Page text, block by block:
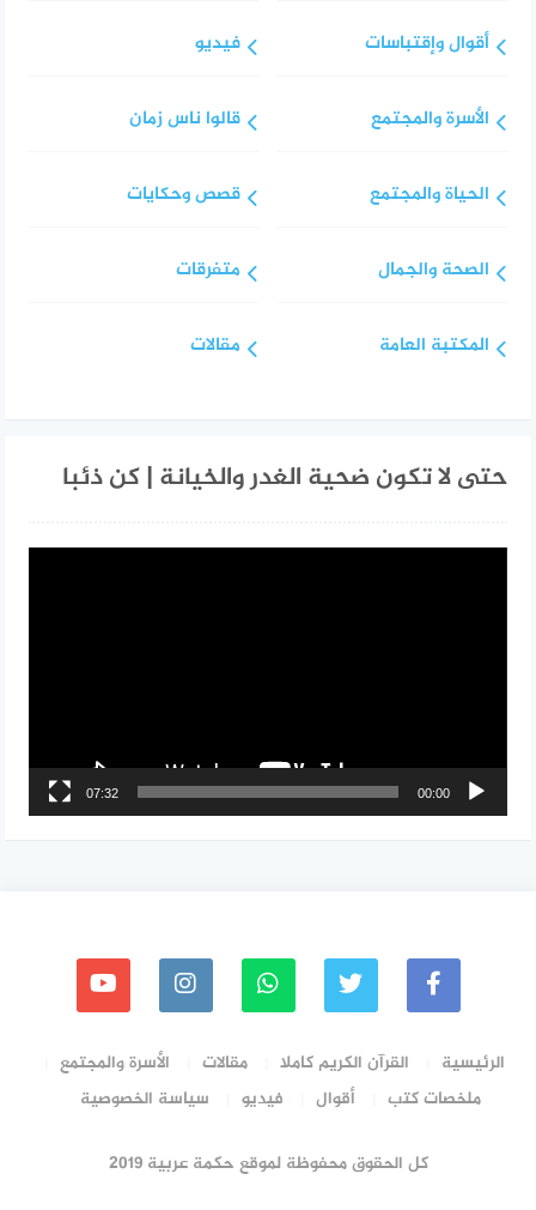
أقوال وإقتباسات
الأسرة والمجتمع
الحياة والمجتمع
الصحة والجمال
المكتبة العامة
فيديو
قالوا ناس زمان
قصص وحكايات
متفرقات
مقالات
حتى لا تكون ضحية الغدر والخيانة | كن ذئبا
00:00
07:32
الرئيسية القرآن الكريم كاملا مقالات
الأسرة والمجتمع
ملخصات كتب
أقوال فيديو سياسة الخصوصية
كل الحقوق محفوظة لموقع حكمة عربية 2019